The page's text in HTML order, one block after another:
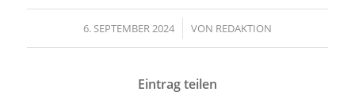
6. SEPTEMBER 2024
/ VON REDAKTION
Eintrag teilen